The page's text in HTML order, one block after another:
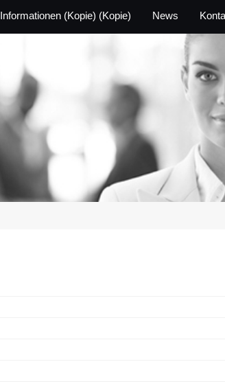
Informationen (Kopie) (Kopie) News